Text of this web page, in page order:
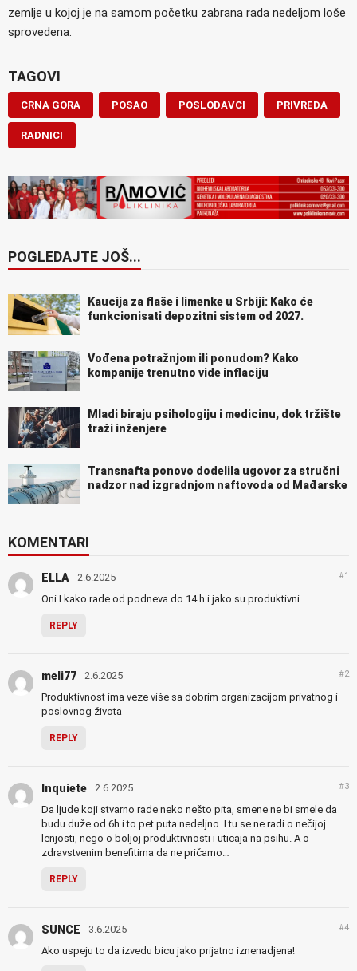
zemlje u kojoj je na samom početku zabrana rada nedeljom loše
sprovedena.
TAGOVI
CRNA GORA POSAO POSLODAVCI PRIVREDA
RADNICI
POGLEDAJTE JOŠ...
Kaucija za flaše i limenke u Srbiji: Kako će
funkcionisati depozitni sistem od 2027.
Vođena potražnjom ili ponudom? Kako
kompanije trenutno vide inflaciju
Mladi biraju psihologiju i medicinu, dok tržište
traži inženjere
Transnafta ponovo dodelila ugovor za stručni
nadzor nad izgradnjom naftovoda od Mađarske
KOMENTARI
ELLA 2.6.2025 #1
Oni I kako rade od podneva do 14 h i jako su produktivni
REPLY
meli77 2.6.2025 #2
Produktivnost ima veze više sa dobrim organizacijom privatnog i
poslovnog života
REPLY
Inquiete 2.6.2025 #3
Da ljude koji stvarno rade neko nešto pita, smene ne bi smele da
budu duže od 6h i to pet puta nedeljno. I tu se ne radi o nečijoj
lenjosti, nego o boljoj produktivnosti i uticaja na psihu. A o
zdravstvenim benefitima da ne pričamo…
REPLY
SUNCE 3.6.2025 #4
Ako uspeju to da izvedu bicu jako prijatno iznenadjena!